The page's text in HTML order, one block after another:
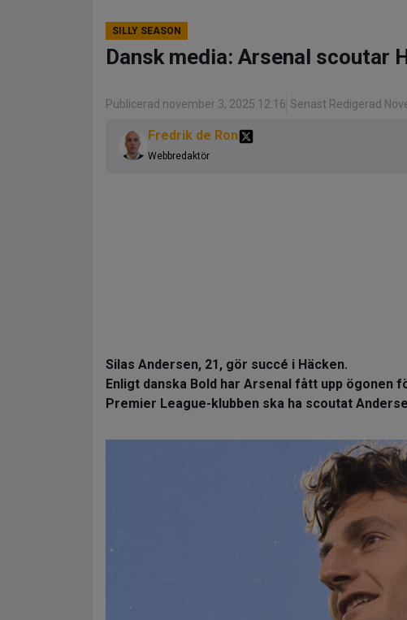
SILLY SEASON
Dansk media: Arsenal scoutar
Publicerad november 3, 2025 12:16 Senast Redigerad
Fredrik de Ron
Webbredaktör
Silas Andersen, 21, gör succé i Häcken.
Enligt danska Bold har Arsenal fått upp ögonen
Premier League-klubben ska ha scoutat